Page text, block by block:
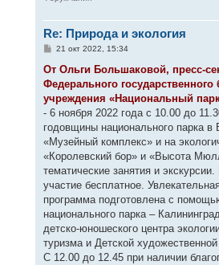
Re: Природа и экология
С
о
щ
е
н
и
е
21 окт 2022, 15:34
От Ольги Большаковой, пресс-
Федерального государственного
учреждения «Национальный
- 6 ноября 2022 года с 10.00 до
годовщины национального парка в
«Музейный комплекс» и на
«Королевский бор» и «Высота
тематические занятия и
участие бесплатное.
программа подготовлена с
национального парка –
детско-юношеского центра
туризма и Детской
С 12.00 до 12.45 при наличии